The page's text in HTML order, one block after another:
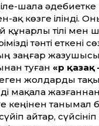
шала әдебиетке
ақ көзге ілінді.
құнарлы тілі мен
тәнті еткені
заңғар жазушысы
туған «Әр қазақ
жолдарды
мақала
кеңінен танымал
айтар,